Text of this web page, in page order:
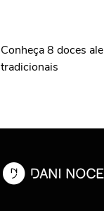
Conheça 8 doces
tradicionais